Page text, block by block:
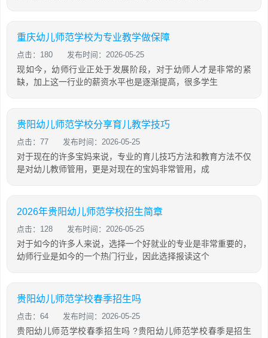
重庆幼儿师范学校为专业教学做保障
点击：180 发布时间：2026-05-25
现如今，幼师行业正处于发展阶段，对于幼师人才是非常的紧
缺，加上这一行业的薪资水平也是逐渐提高，很多学生
贵阳幼儿师范学校分享育儿教学技巧
点击：77 发布时间：2026-05-25
对于现在的许多宝妈来说，专业的育儿技巧方法和教育方法不仅
是对幼儿教师管用，更是对现在的宝妈非常管用，成
2026年贵阳幼儿师范学校招生简章
点击：128 发布时间：2026-05-25
对于如今的许多人来说，选择一个好就业的专业是非常重要的，
幼师行业是如今的一个热门行业，因此选择报读这个
贵阳幼儿师范学校春季招生吗
点击：64 发布时间：2026-05-25
贵阳幼儿师范学校春季招生吗 ?贵阳幼儿师范学校春季是招生